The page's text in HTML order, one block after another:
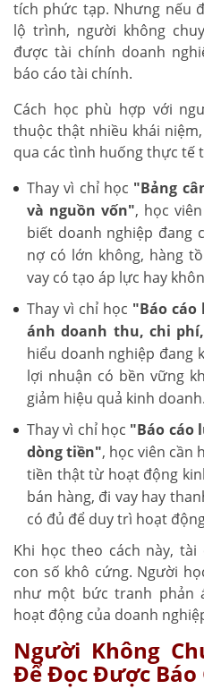
tích phức tạp. Nhưng nếu
lộ trình, người không
được tài chính doanh
báo cáo tài chính.
Cách học phù hợp với
thuộc thật nhiều khái
qua các tình huống thực tế
Thay vì chỉ học "Bảng
và nguồn vốn", học
biết doanh nghiệp đang
nợ có lớn không, hàng
vay có tạo áp lực hay
Thay vì chỉ học "Báo
ánh doanh thu, chi
hiểu doanh nghiệp đang
lợi nhuận có bền vững
giảm hiệu quả kinh doanh.
Thay vì chỉ học "Báo cáo
dòng tiền", học viên cần
tiền thật từ hoạt động
bán hàng, đi vay hay
có đủ để duy trì hoạt
Khi học theo cách này,
con số khô cứng. Người
như một bức tranh phản
hoạt động của doanh
Người Không
Để Đọc Được Báo